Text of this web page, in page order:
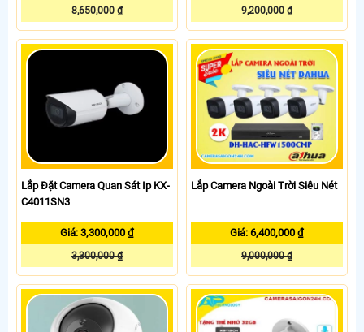
8,650,000 ₫ 9,200,000 ₫
Lắp Đặt Camera Quan Sát Ip KX-
C4011SN3
Giá: 3,300,000 ₫
3,300,000 ₫
Lắp Camera Ngoài Trời Siêu Nét
Giá: 6,400,000 ₫
9,000,000 ₫